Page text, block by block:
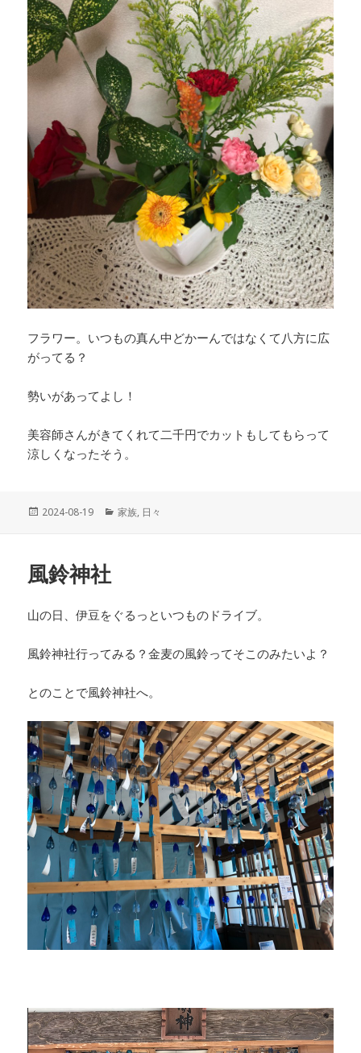
フラワー。いつもの真ん中どかーんではなくて八方に広
がってる？
勢いがあってよし！
美容師さんがきてくれて二千円でカットもしてもらって
涼しくなったそう。
投
2024-08-19
カ
家族, 日々
風鈴神社
山の日、伊豆をぐるっといつものドライブ。
風鈴神社行ってみる？金麦の風鈴ってそこのみたいよ？
とのことで風鈴神社へ。